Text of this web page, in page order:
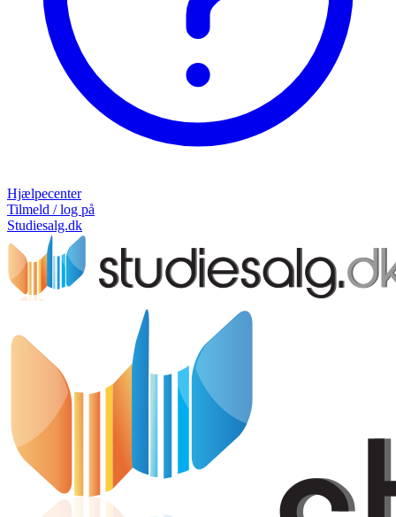
Hjælpecenter
Tilmeld / log på
Studiesalg.dk